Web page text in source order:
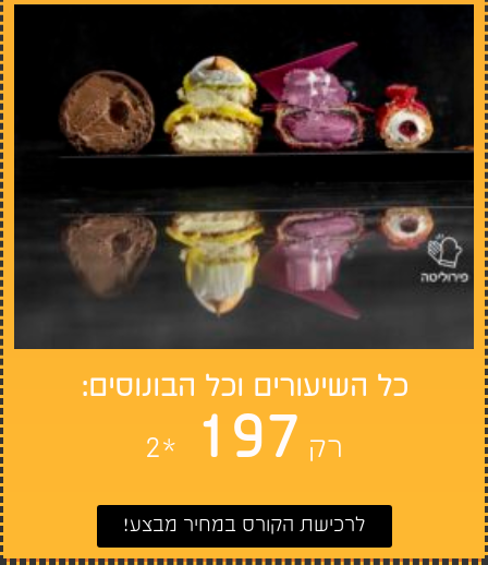
כל השיעורים וכל הבונוסים:
רק 197
*2
לרכישת הקורס במחיר מבצע!